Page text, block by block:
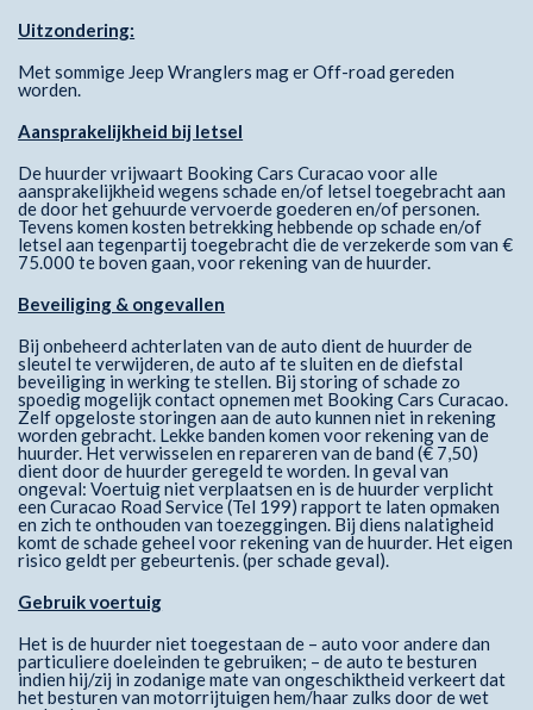
Uitzondering:
Met sommige Jeep Wranglers mag er Off-road gereden
worden.
Aansprakelijkheid bij letsel
De huurder vrijwaart Booking Cars Curacao voor alle
aansprakelijkheid wegens schade en/of letsel toegebracht aan
de door het gehuurde vervoerde goederen en/of personen.
Tevens komen kosten betrekking hebbende op schade en/of
letsel aan tegenpartij toegebracht die de verzekerde som van €
75.000 te boven gaan, voor rekening van de huurder.
Beveiliging & ongevallen
Bij onbeheerd achterlaten van de auto dient de huurder de
sleutel te verwijderen, de auto af te sluiten en de diefstal
beveiliging in werking te stellen. Bij storing of schade zo
spoedig mogelijk contact opnemen met Booking Cars Curacao.
Zelf opgeloste storingen aan de auto kunnen niet in rekening
worden gebracht. Lekke banden komen voor rekening van de
huurder. Het verwisselen en repareren van de band (€ 7,50)
dient door de huurder geregeld te worden. In geval van
ongeval: Voertuig niet verplaatsen en is de huurder verplicht
een Curacao Road Service (Tel 199) rapport te laten opmaken
en zich te onthouden van toezeggingen. Bij diens nalatigheid
komt de schade geheel voor rekening van de huurder. Het eigen
risico geldt per gebeurtenis. (per schade geval).
Gebruik voertuig
Het is de huurder niet toegestaan de – auto voor andere dan
particuliere doeleinden te gebruiken; – de auto te besturen
indien hij/zij in zodanige mate van ongeschiktheid verkeert dat
het besturen van motorrijtuigen hem/haar zulks door de wet